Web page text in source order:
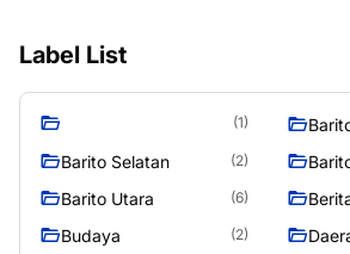
Label List
(1)
Barito Selatan (2)
Barito Utara (6)
Budaya (2)